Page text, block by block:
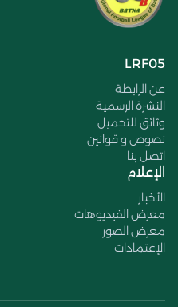
LRF05
عن الرابطة
النشرة الرسمية
وثائق للتحميل
نصوص و قوانين
اتصل بنا
الإعلام
الأخبار
معرض الفيديوهات
معرض الصور
الإعتمادات